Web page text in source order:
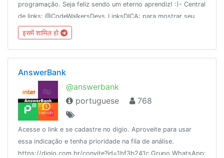
programação. Seja feliz sendo um eterno aprendiz! :)- Central
de links: @CodeWalkersDevs_LinksDICA: para mostrar seu
código, use ghostbin.co ou use o modo inline do
@makepastebot.
इसमें शामिल हो
AnswerBank
@answerbank
portuguese
768
Acesse o link e se cadastre no digio. Aproveite para usar
essa indicação e tenha prioridade na fila de análise.
https://digio.com.br/convite?id=1bf3b241c Grupo WhatsApp: